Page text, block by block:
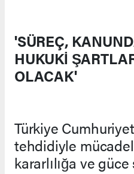
'SÜREÇ,
HUKUKİ
OLACAK'
Türkiye
tehdidiyle
kararlılığa ve